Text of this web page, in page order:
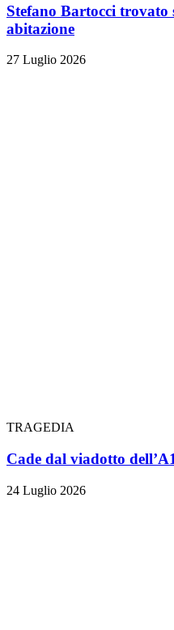
Stefano Bartocci trovato
abitazione
27 Luglio 2026
TRAGEDIA
Cade dal viadotto
24 Luglio 2026